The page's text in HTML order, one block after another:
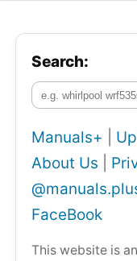
Search:
Manuals+
About Us
FaceBook
This website is